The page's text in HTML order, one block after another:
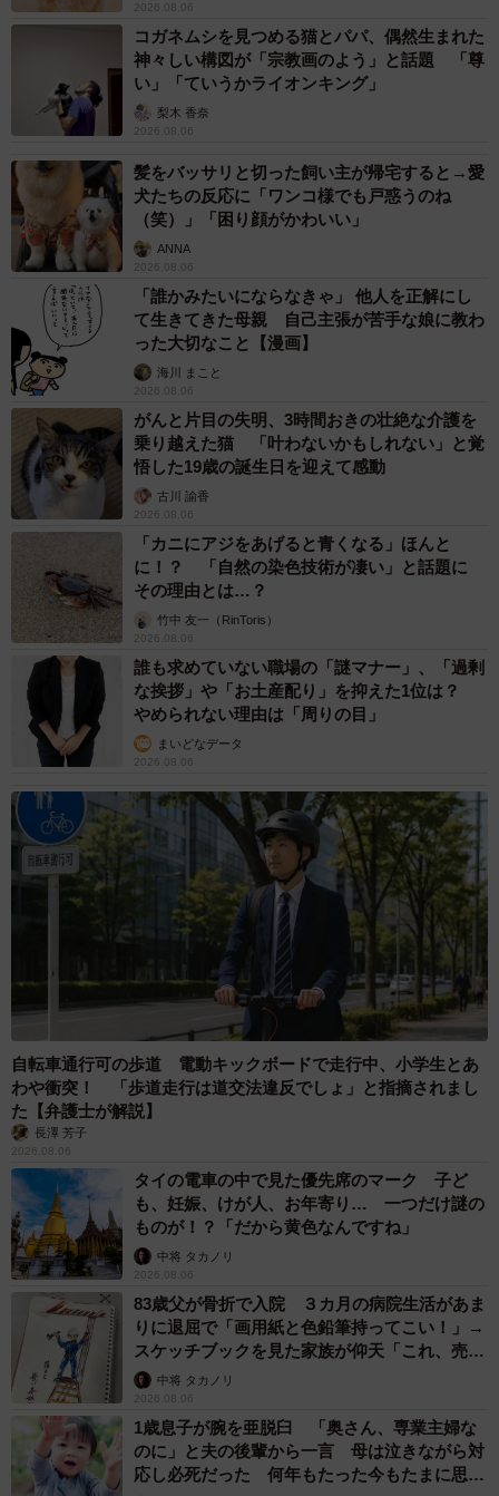
◇ ◇
▽遺言書がある場合
遺言書がある場合は、上記の必要書類に加えて以下の書類
が必要です。
・遺言書
・検認調書または検認済証明書（公正証書遺言や法務局保
管の自筆証書遺言は不要）
・遺言執行者に関する書類
…遺言書がある場合、遺言執行者（遺言の内容に基づき手
続きを行う人）を選出しているケースがあります。その場
合は、遺言執行者の印鑑証明書や選任審判書謄本（家庭裁
判所で遺言執行者を選任した場合に、その証明として発行
される書類）なども提出します。
なお、遺言執行者の選出は必ずしも必要ではありません。
▽遺言書がない場合
遺言書がない場合、相続人全員で遺産分割に関する話し合
いを行い、その記録として遺産分割協議書を作成し、金融
機関での手続きの際にも提出します。
遺産分割協議書は、法定相続分とは異なる遺産分割を行な
う場合などに作成が必要なりますが、必ずしも作成が必須
というわけではありません。
なお、相続人同士で遺産分割協議の話し合いがまとまらな
い場合、家庭裁判所で調停・審判により遺産分割が決定す
るケースもあります。
その際は、調停調書謄本か審判書謄本を金融機関へ提出し
ます。
遺産分割前でも仮払いの引き出しは可能
名義人の死亡に伴って口座が凍結されると知ると、「名義
人の預金を葬儀代に充当したいが、お金は引き出せないの
だろうか」と不安に思われるかもしれません。
しかし、口座の名義人が亡くなってから、正式な相続手続
きを行う前でも葬儀費用や入院費用などの仮払い（引き出
し）が可能です。
引き出しできる金額は金融機関ごとに上限があり、①死亡
時の預金残高×法定相続分×3分の１か②150万円のどちらか
低い方の金額です。
2026.08.06
コガネムシを見つめる猫とパパ、偶然生まれた
神々しい構図が「宗教画のよう」と話題 「尊
い」「ていうかライオンキング」
梨木 香奈
2026.08.06
髪をバッサリと切った飼い主が帰宅すると→愛
犬たちの反応に「ワンコ様でも戸惑うのね
（笑）」「困り顔がかわいい」
ANNA
2026.08.06
「誰かみたいにならなきゃ」 他人を正解にし
て生きてきた母親 自己主張が苦手な娘に教わ
った大切なこと【漫画】
海川 まこと
2026.08.06
がんと片目の失明、3時間おきの壮絶な介護を
乗り越えた猫 「叶わないかもしれない」と覚
悟した19歳の誕生日を迎えて感動
古川 諭香
2026.08.06
「カニにアジをあげると青くなる」ほんと
に！？ 「自然の染色技術が凄い」と話題に
その理由とは…？
竹中 友一（RinToris）
2026.08.06
誰も求めていない職場の「謎マナー」、「過剰
な挨拶」や「お土産配り」を抑えた1位は？
やめられない理由は「周りの目」
まいどなデータ
2026.08.06
自転車通行可の歩道 電動キックボードで走行中、小学生とあ
わや衝突！ 「歩道走行は道交法違反でしょ」と指摘されまし
た【弁護士が解説】
長澤 芳子
2026.08.06
タイの電車の中で見た優先席のマーク 子ど
も、妊娠、けが人、お年寄り… 一つだけ謎の
ものが！？「だから黄色なんですね」
中将 タカノリ
2026.08.06
83歳父が骨折で入院 ３カ月の病院生活があま
りに退屈で「画用紙と色鉛筆持ってこい！」→
スケッチブックを見た家族が仰天「これ、売れ
ますよ…」
中将 タカノリ
2026.08.06
1歳息子が腕を亜脱臼 「奥さん、専業主婦な
のに」と夫の後輩から一言 母は泣きながら対
応し必死だった 何年もたった今もたまに思い